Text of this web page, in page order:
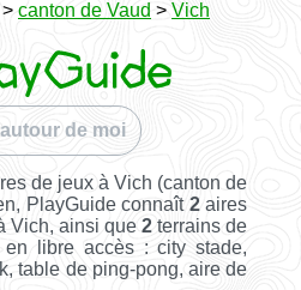
> canton de Vaud > Vich
de moi
de jeux à Vich (canton de
PlayGuide connaît 2aires
Vich, ainsi que2 terrains de
libre accès : city stade,
table de ping-pong, aire de